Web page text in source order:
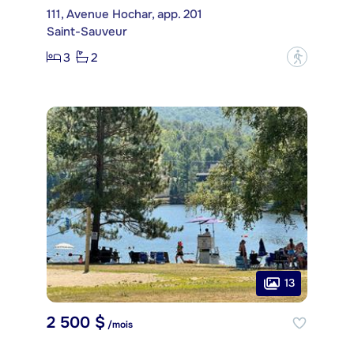
111, Avenue Hochar, app. 201
Saint-Sauveur
3
2 ?
13
2 500 $ /mois